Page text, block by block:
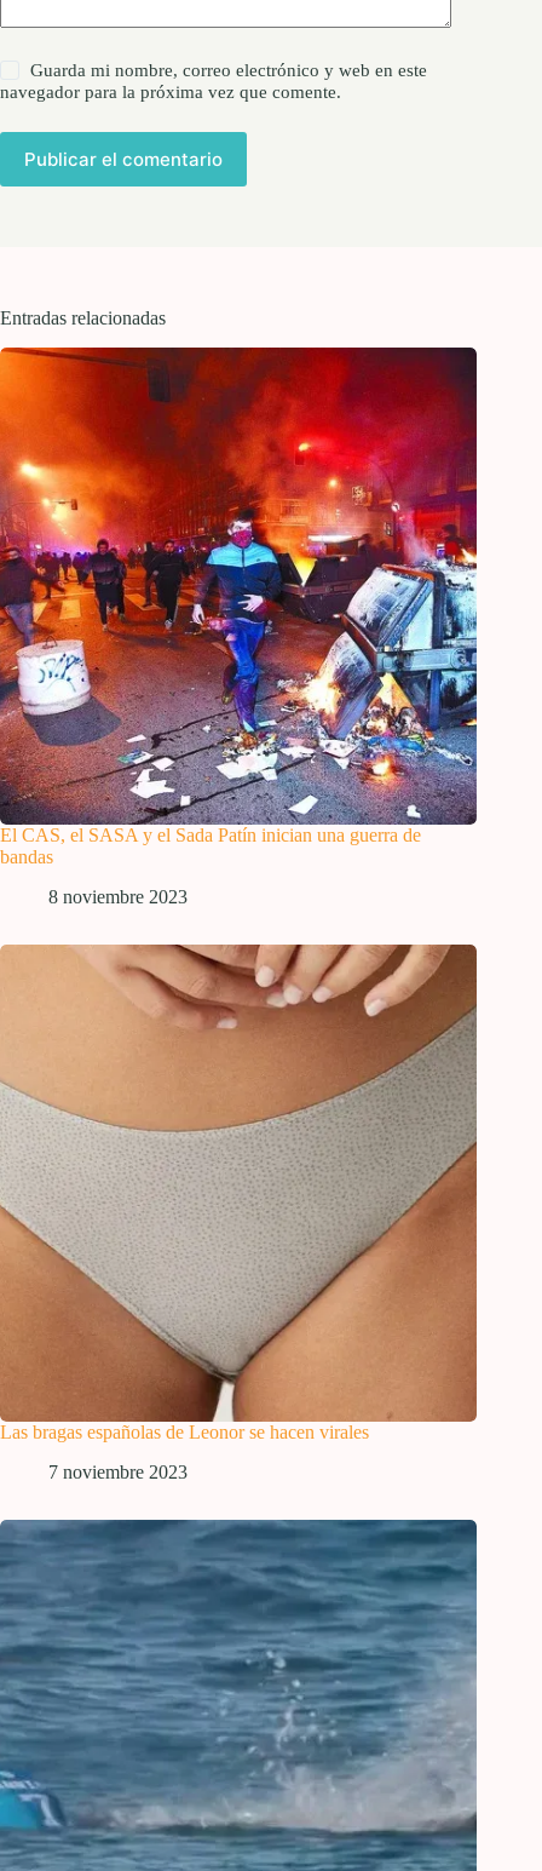
Guarda mi nombre, correo electrónico y web en este
navegador para la próxima vez que comente.
Publicar el comentario
Entradas relacionadas
El CAS, el SASA y el Sada Patín inician una guerra de
bandas
8 noviembre 2023
Las bragas españolas de Leonor se hacen virales
7 noviembre 2023